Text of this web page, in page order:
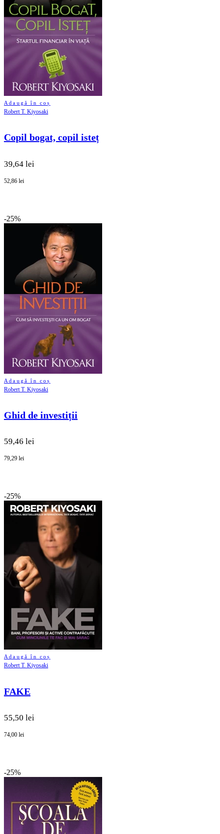
Adaugă în coș
Robert T. Kiyosaki
Copil bogat, copil isteț
39,64 lei
52,86 lei
-25%
Adaugă în coș
Robert T. Kiyosaki
Ghid de investiții
59,46 lei
79,29 lei
-25%
Adaugă în coș
Robert T. Kiyosaki
FAKE
55,50 lei
74,00 lei
-25%